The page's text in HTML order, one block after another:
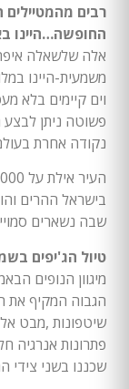
רבים מהמטיילים
החופשה…היינו
אלה שלשאלה
משמעית-היינו
וים קיימים בלא
פשוטה ניתן
נקודה אחרת
בישראל ההרים
שבה נשארים
טיול הג'יפים
מיגוון הנופים
הגבוה המקיף את
שיטפונות ,מבט
פתרונות אנרגיה
שכננו בשני צידי